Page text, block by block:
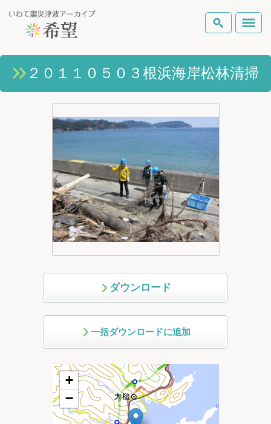
ピックアップコンテンツ
Foreign Laguage
検索
２０１１０５０３根浜海岸松林清掃
ダウンロード
一括ダウンロードに追加
+
−